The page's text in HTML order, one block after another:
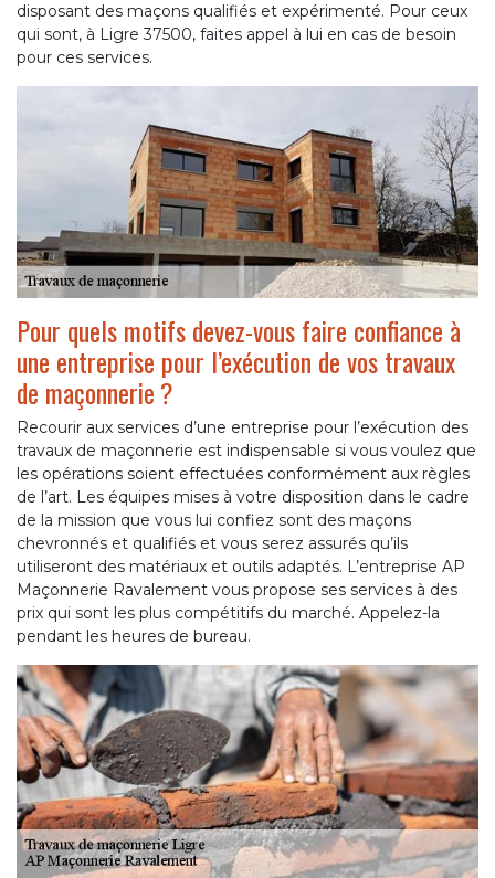
disposant des maçons qualifiés et expérimenté. Pour ceux
qui sont, à Ligre 37500, faites appel à lui en cas de besoin
pour ces services.
Pour quels motifs devez-vous faire confiance à
une entreprise pour l’exécution de vos travaux
de maçonnerie ?
Recourir aux services d’une entreprise pour l’exécution des
travaux de maçonnerie est indispensable si vous voulez que
les opérations soient effectuées conformément aux règles
de l’art. Les équipes mises à votre disposition dans le cadre
de la mission que vous lui confiez sont des maçons
chevronnés et qualifiés et vous serez assurés qu’ils
utiliseront des matériaux et outils adaptés. L’entreprise AP
Maçonnerie Ravalement vous propose ses services à des
prix qui sont les plus compétitifs du marché. Appelez-la
pendant les heures de bureau.